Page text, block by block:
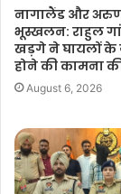
नागालैंड और
भूस्खलन: राहुल
खड़गे ने घायलों के
होने की कामना
August 6, 2026